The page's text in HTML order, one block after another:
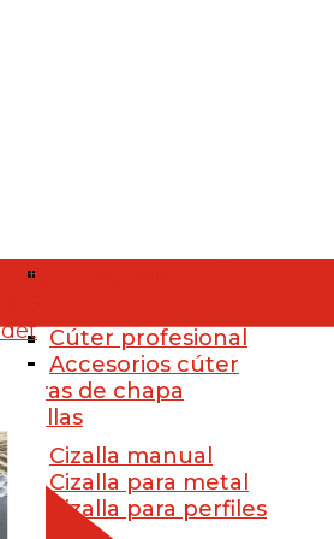
Cúter profesional
Accesorios cúter
Tijeras de chapa
Cizallas
Cizalla manual
Cizalla para metal
Cizalla para perfiles